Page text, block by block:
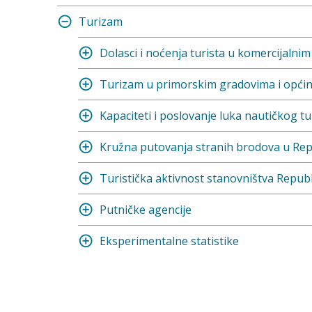
Turizam
Dolasci i noćenja turista u
Turizam u primorskim gradovima i
Kapaciteti i poslovanje luka nautičkog
Kružna putovanja stranih brodova u
Turistička aktivnost stanovništva
Putničke agencije
Eksperimentalne statistike